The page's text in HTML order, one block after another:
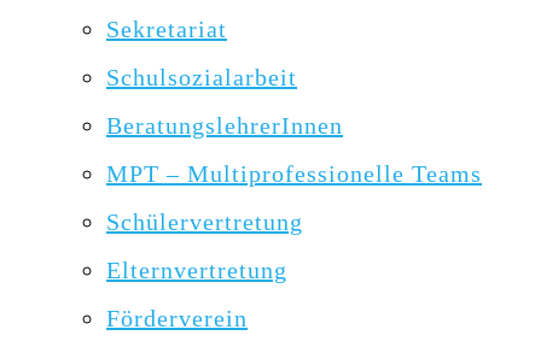
Sekretariat
Schulsozialarbeit
BeratungslehrerInnen
MPT – Multiprofessionelle Teams
Schülervertretung
Elternvertretung
Förderverein